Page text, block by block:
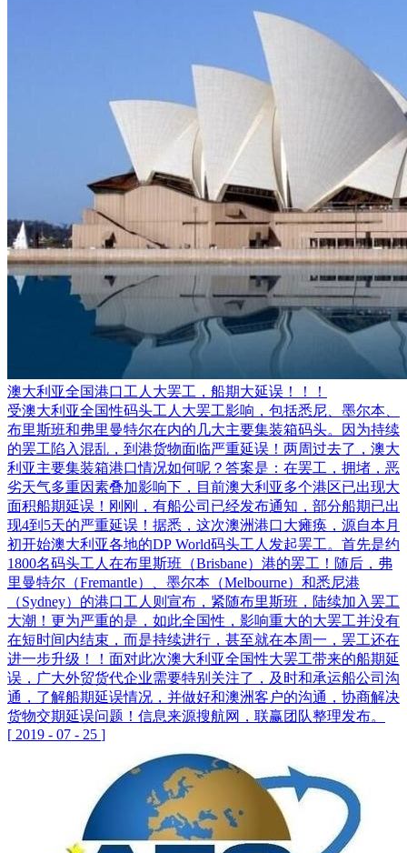
澳大利亚全国港口工人大罢工，船期大延误！！！
受澳大利亚全国性码头工人大罢工影响，包括悉尼、墨尔本、
布里斯班和弗里曼特尔在内的几大主要集装箱码头。因为持续
的罢工陷入混乱，到港货物面临严重延误！两周过去了，澳大
利亚主要集装箱港口情况如何呢？答案是：在罢工，拥堵，恶
劣天气多重因素叠加影响下，目前澳大利亚多个港区已出现大
面积船期延误！刚刚，有船公司已经发布通知，部分船期已出
现4到5天的严重延误！据悉，这次澳洲港口大瘫痪，源自本月
初开始澳大利亚各地的DP World码头工人发起罢工。首先是约
1800名码头工人在布里斯班（Brisbane）港的罢工！随后，弗
里曼特尔（Fremantle）、墨尔本（Melbourne）和悉尼港
（Sydney）的港口工人则宣布，紧随布里斯班，陆续加入罢工
大潮！更为严重的是，如此全国性，影响重大的大罢工并没有
在短时间内结束，而是持续进行，甚至就在本周一，罢工还在
进一步升级！！面对此次澳大利亚全国性大罢工带来的船期延
误，广大外贸货代企业需要特别关注了，及时和承运船公司沟
通，了解船期延误情况，并做好和澳洲客户的沟通，协商解决
货物交期延误问题！信息来源搜航网，联赢团队整理发布。
[ 2019 - 07 - 25 ]